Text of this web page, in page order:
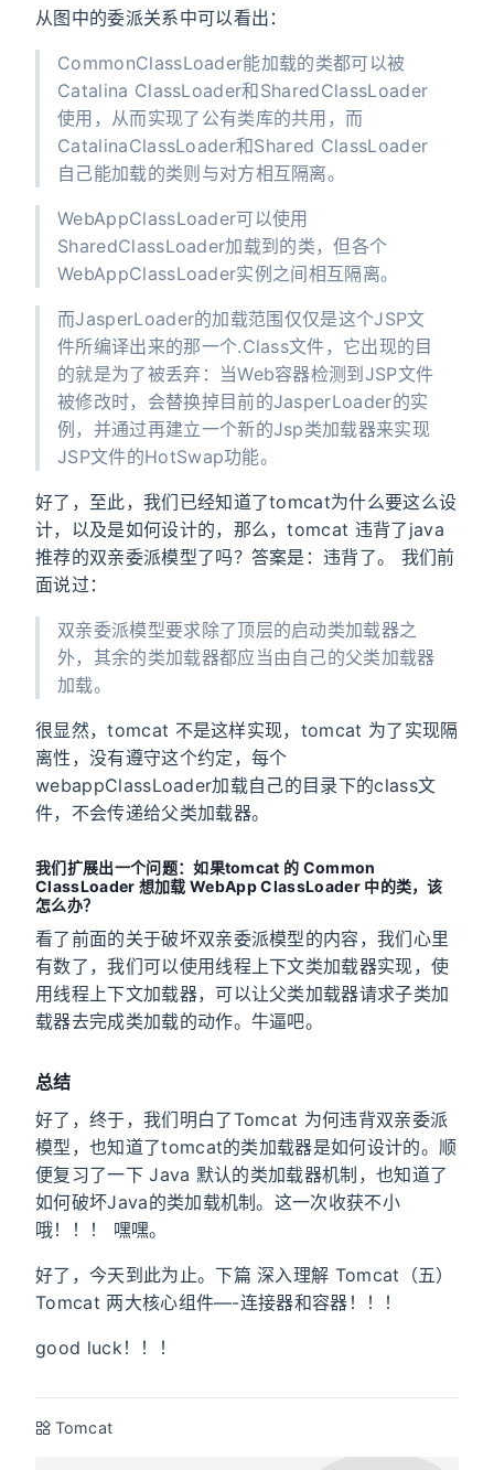
从图中的委派关系中可以看出：
CommonClassLoader能加载的类都可以被
Catalina ClassLoader和SharedClassLoader
使用，从而实现了公有类库的共用，而
CatalinaClassLoader和Shared ClassLoader
自己能加载的类则与对方相互隔离。
WebAppClassLoader可以使用
SharedClassLoader加载到的类，但各个
WebAppClassLoader实例之间相互隔离。
而JasperLoader的加载范围仅仅是这个JSP文
件所编译出来的那一个.Class文件，它出现的目
的就是为了被丢弃：当Web容器检测到JSP文件
被修改时，会替换掉目前的JasperLoader的实
例，并通过再建立一个新的Jsp类加载器来实现
JSP文件的HotSwap功能。
好了，至此，我们已经知道了tomcat为什么要这么设
计，以及是如何设计的，那么，tomcat 违背了java
推荐的双亲委派模型了吗？答案是：违背了。 我们前
面说过：
双亲委派模型要求除了顶层的启动类加载器之
外，其余的类加载器都应当由自己的父类加载器
加载。
很显然，tomcat 不是这样实现，tomcat 为了实现隔
离性，没有遵守这个约定，每个
webappClassLoader加载自己的目录下的class文
件，不会传递给父类加载器。
我们扩展出一个问题：如果tomcat 的 Common
ClassLoader 想加载 WebApp ClassLoader 中的类，该
怎么办？
看了前面的关于破坏双亲委派模型的内容，我们心里
有数了，我们可以使用线程上下文类加载器实现，使
用线程上下文加载器，可以让父类加载器请求子类加
载器去完成类加载的动作。牛逼吧。
总结
好了，终于，我们明白了Tomcat 为何违背双亲委派
模型，也知道了tomcat的类加载器是如何设计的。顺
便复习了一下 Java 默认的类加载器机制，也知道了
如何破坏Java的类加载机制。这一次收获不小
哦！！！ 嘿嘿。
好了，今天到此为止。下篇 深入理解 Tomcat（五）
Tomcat 两大核心组件—-连接器和容器！！！
good luck！！！
Tomcat